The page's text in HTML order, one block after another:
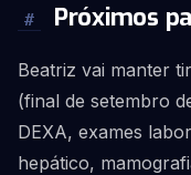
# Próximos
Beatriz vai manter
(final de setembro
DEXA, exames
hepático,